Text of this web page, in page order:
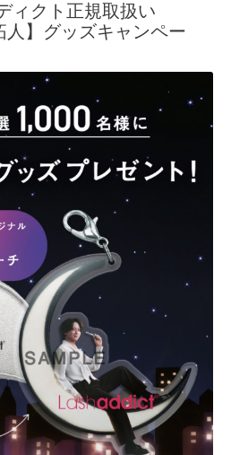
ィクト正規取扱い
人】グッズキャンペー